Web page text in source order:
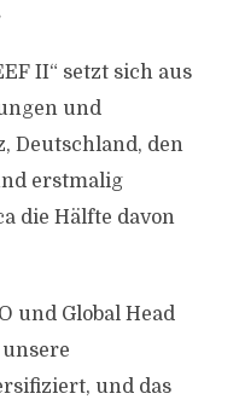
II“ setzt sich aus
und
Deutschland, den
erstmalig
die Hälfte davon
und Global Head
unsere
und das